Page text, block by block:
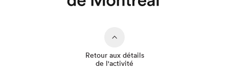
Retour aux détails
de l'activité